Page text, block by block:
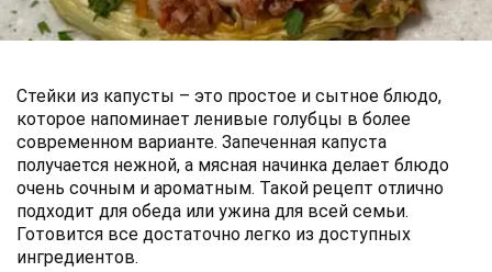
Стейки из капусты – это простое и сытное блюдо,
которое напоминает ленивые голубцы в более
современном варианте. Запеченная капуста
получается нежной, а мясная начинка делает блюдо
очень сочным и ароматным. Такой рецепт отлично
подходит для обеда или ужина для всей семьи.
Готовится все достаточно легко из доступных
ингредиентов.